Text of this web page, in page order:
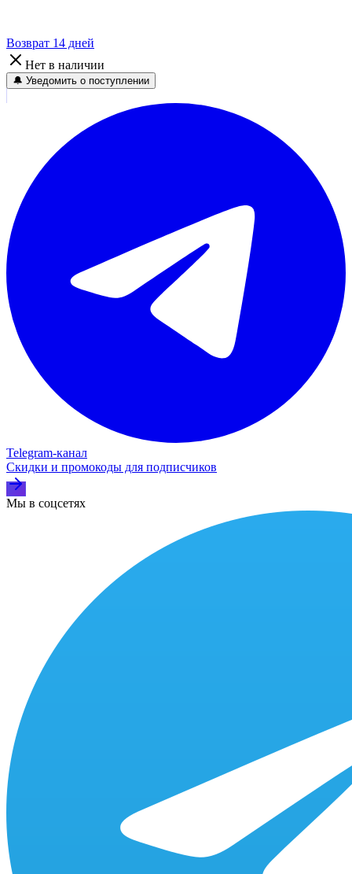
Возврат 14 дней
Нет в наличии
🔔 Уведомить о поступлении
Telegram‑канал
Скидки и промокоды для подписчиков
Мы в соцсетях